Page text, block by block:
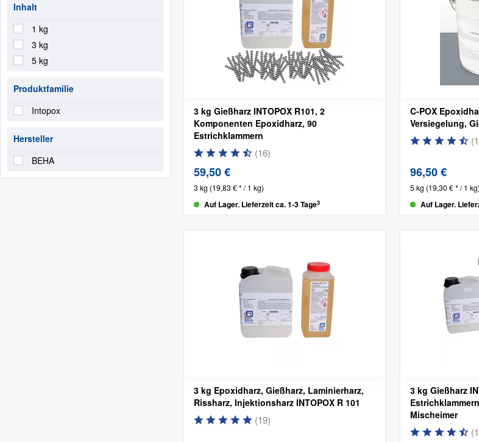
Inhalt
1 kg
3 kg
5 kg
Produktfamilie
Intopox
Hersteller
BEHA
3 kg Gießharz INTOPOX R101, 2
Komponenten Epoxidharz, 90
Estrichklammern
(16)
59,50 €
3 kg (19,83 € * / 1 kg)
Auf Lager. Lieferzeit ca. 1-3 Tage3
C-POX
Versiegelung,
(
96,50 €
5 kg (19,30 € * / 1 kg)
Auf Lager.
3 kg Epoxidharz, Gießharz, Laminierharz,
Rissharz, Injektionsharz INTOPOX R 101
(19)
3 kg Gießharz
Mischeimer
(